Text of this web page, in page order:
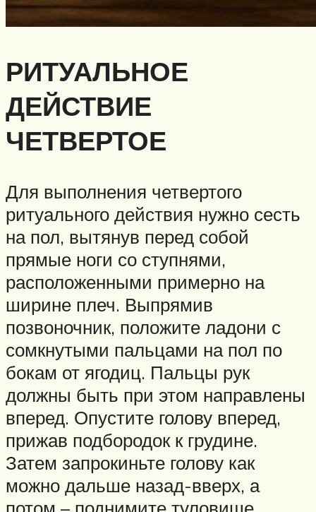
РИТУАЛЬНОЕ
ДЕЙСТВИЕ
ЧЕТВЕРТОЕ
Для выполнения четвертого
ритуального действия нужно сесть
на пол, вытянув перед собой
прямые ноги со ступнями,
расположенными примерно на
ширине плеч. Выпрямив
позвоночник, положите ладони с
сомкнутыми пальцами на пол по
бокам от ягодиц. Пальцы рук
должны быть при этом направлены
вперед. Опустите голову вперед,
прижав подбородок к грудине.
Затем запрокиньте голову как
можно дальше назад-вверх, а
потом – поднимите туловище